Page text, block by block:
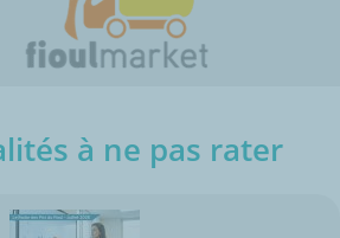
à ne pas rater